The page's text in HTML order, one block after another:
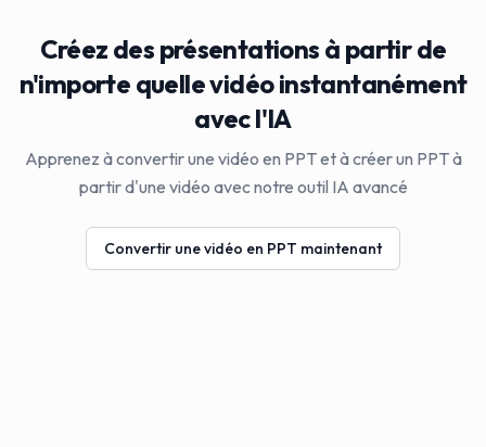
Créez des présentations à partir de
n'importe quelle vidéo instantanément
avec l'IA
Apprenez à convertir une vidéo en PPT et à créer un PPT à
partir d'une vidéo avec notre outil IA avancé
Convertir une vidéo en PPT maintenant